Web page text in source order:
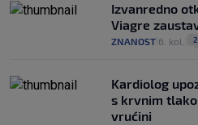
Izvanredno
Viagre
ZNANOST 6. kol. 2
Kardiolog
s krvnim
vrućini